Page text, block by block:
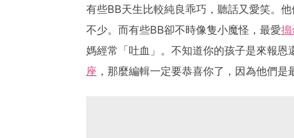
有些BB天生比較純良乖巧，聽話又愛笑。
不少。而有些BB卻不時像隻小魔怪，最愛搗
媽經常「吐血」。不知道你的孩子是來報
座 ，那麼編輯一定要恭喜你了，因為他們是